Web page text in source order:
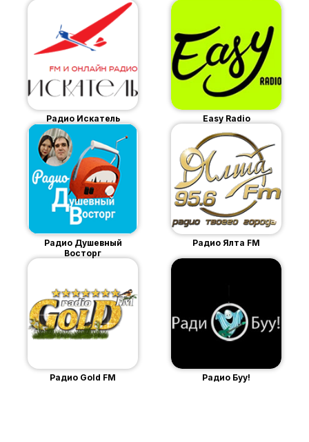
Радио Искатель Easy Radio
Радио Душевный
Восторг
Радио Ялта FM
Радио Gold FM Радио Буу!